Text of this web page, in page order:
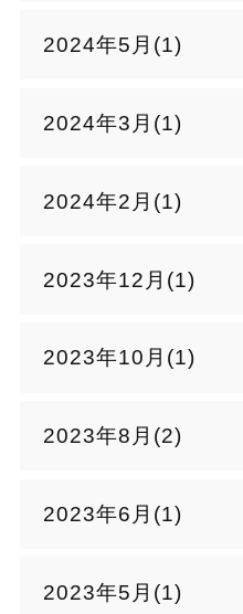
2024年5月(1)
2024年3月(1)
2024年2月(1)
2023年12月(1)
2023年10月(1)
2023年8月(2)
2023年6月(1)
2023年5月(1)